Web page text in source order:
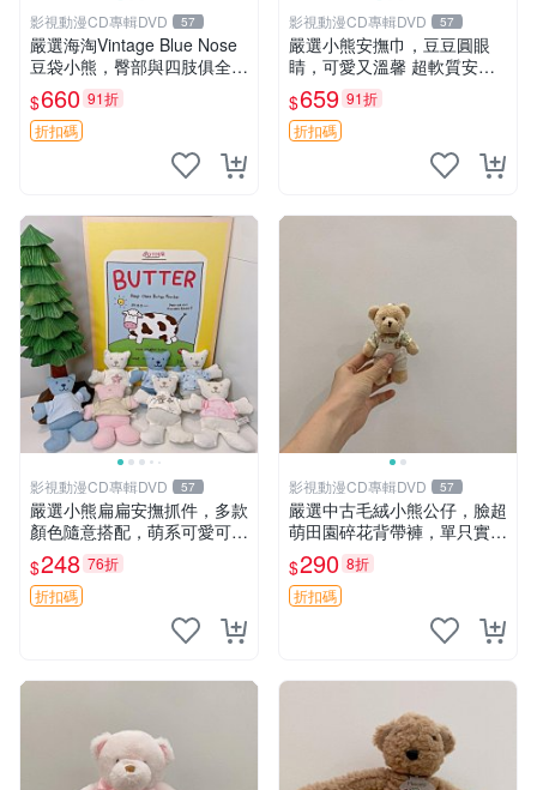
影視動漫CD專輯DVD 57
嚴選海淘Vintage Blue Nose
豆袋小熊，臀部與四肢俱全，
坐高11公分，附原盒與吊牌
收藏。藍鼻子小熊，值得擁有
玩具 憶熊
$660 91折
折扣碼
影視動漫CD專輯DVD 57
嚴選小熊安撫巾，豆豆圓眼
睛，可愛又溫馨 超軟質安撫
巾，豆豆設計，哄睡好幫手
約克豆豆眼安撫巾 數碼豆豆
眼
$659 91折
折扣碼
影視動漫CD專輯DVD 57
嚴選小熊扁扁安撫抓件，多款
顏色隨意搭配，萌系可愛可改
掛件 小熊安撫抓件 憶記 抓繩
孩童掛件
$248 76折
折扣碼
影視動漫CD專輯DVD 57
嚴選中古毛絨小熊公仔，臉超
萌田園碎花背帶褲，單只實拍
展示 中古、毛絨玩具、玩偶
$290 8折
折扣碼